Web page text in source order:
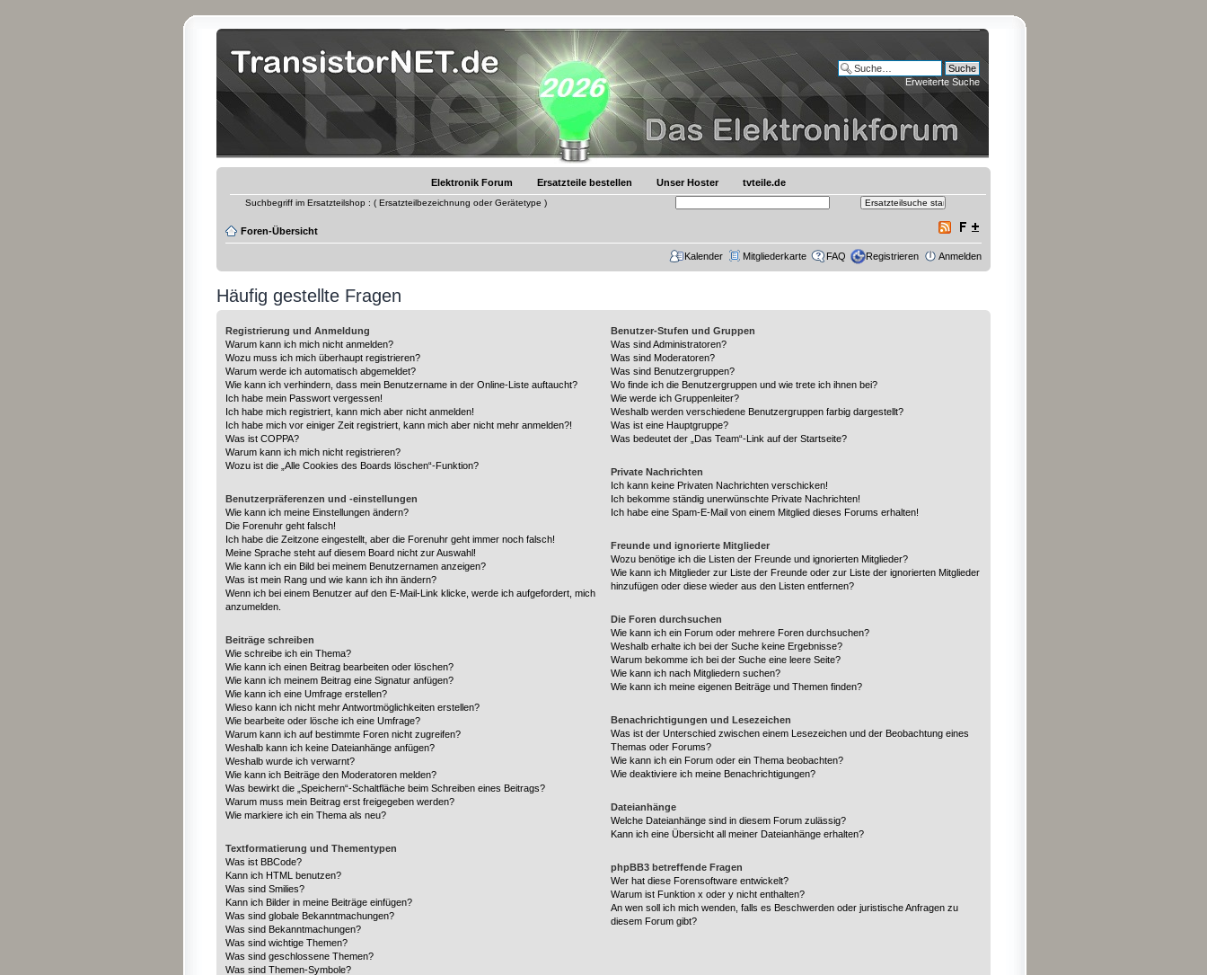
Erweiterte Suche
Elektronik Forum Ersatzteile bestellen Unser Hoster tvteile.de
Suchbegriff im Ersatzteilshop : ( Ersatzteilbezeichnung oder Gerätetype )
Foren-Übersicht
Kalender Mitgliederkarte FAQ Registrieren Anmelden
Häufig gestellte Fragen
Registrierung und Anmeldung
Warum kann ich mich nicht anmelden?
Wozu muss ich mich überhaupt registrieren?
Warum werde ich automatisch abgemeldet?
Wie kann ich verhindern, dass mein Benutzername in der Online-Liste auftaucht?
Ich habe mein Passwort vergessen!
Ich habe mich registriert, kann mich aber nicht anmelden!
Ich habe mich vor einiger Zeit registriert, kann mich aber nicht mehr anmelden?!
Was ist COPPA?
Warum kann ich mich nicht registrieren?
Wozu ist die „Alle Cookies des Boards löschen“-Funktion?
Benutzerpräferenzen und -einstellungen
Wie kann ich meine Einstellungen ändern?
Die Forenuhr geht falsch!
Ich habe die Zeitzone eingestellt, aber die Forenuhr geht immer noch falsch!
Meine Sprache steht auf diesem Board nicht zur Auswahl!
Wie kann ich ein Bild bei meinem Benutzernamen anzeigen?
Was ist mein Rang und wie kann ich ihn ändern?
Wenn ich bei einem Benutzer auf den E-Mail-Link klicke, werde ich aufgefordert, mich
anzumelden.
Beiträge schreiben
Wie schreibe ich ein Thema?
Wie kann ich einen Beitrag bearbeiten oder löschen?
Wie kann ich meinem Beitrag eine Signatur anfügen?
Wie kann ich eine Umfrage erstellen?
Wieso kann ich nicht mehr Antwortmöglichkeiten erstellen?
Wie bearbeite oder lösche ich eine Umfrage?
Warum kann ich auf bestimmte Foren nicht zugreifen?
Weshalb kann ich keine Dateianhänge anfügen?
Weshalb wurde ich verwarnt?
Wie kann ich Beiträge den Moderatoren melden?
Was bewirkt die „Speichern“-Schaltfläche beim Schreiben eines Beitrags?
Warum muss mein Beitrag erst freigegeben werden?
Wie markiere ich ein Thema als neu?
Textformatierung und Thementypen
Was ist BBCode?
Kann ich HTML benutzen?
Was sind Smilies?
Kann ich Bilder in meine Beiträge einfügen?
Was sind globale Bekanntmachungen?
Was sind Bekanntmachungen?
Was sind wichtige Themen?
Was sind geschlossene Themen?
Was sind Themen-Symbole?
Benutzer-Stufen und Gruppen
Was sind Administratoren?
Was sind Moderatoren?
Was sind Benutzergruppen?
Wo finde ich die Benutzergruppen und wie trete ich ihnen bei?
Wie werde ich Gruppenleiter?
Weshalb werden verschiedene Benutzergruppen farbig dargestellt?
Was ist eine Hauptgruppe?
Was bedeutet der „Das Team“-Link auf der Startseite?
Private Nachrichten
Ich kann keine Privaten Nachrichten verschicken!
Ich bekomme ständig unerwünschte Private Nachrichten!
Ich habe eine Spam-E-Mail von einem Mitglied dieses Forums erhalten!
Freunde und ignorierte Mitglieder
Wozu benötige ich die Listen der Freunde und ignorierten Mitglieder?
Wie kann ich Mitglieder zur Liste der Freunde oder zur Liste der ignorierten Mitglieder
hinzufügen oder diese wieder aus den Listen entfernen?
Die Foren durchsuchen
Wie kann ich ein Forum oder mehrere Foren durchsuchen?
Weshalb erhalte ich bei der Suche keine Ergebnisse?
Warum bekomme ich bei der Suche eine leere Seite?
Wie kann ich nach Mitgliedern suchen?
Wie kann ich meine eigenen Beiträge und Themen finden?
Benachrichtigungen und Lesezeichen
Was ist der Unterschied zwischen einem Lesezeichen und der Beobachtung eines
Themas oder Forums?
Wie kann ich ein Forum oder ein Thema beobachten?
Wie deaktiviere ich meine Benachrichtigungen?
Dateianhänge
Welche Dateianhänge sind in diesem Forum zulässig?
Kann ich eine Übersicht all meiner Dateianhänge erhalten?
phpBB3 betreffende Fragen
Wer hat diese Forensoftware entwickelt?
Warum ist Funktion x oder y nicht enthalten?
An wen soll ich mich wenden, falls es Beschwerden oder juristische Anfragen zu
diesem Forum gibt?